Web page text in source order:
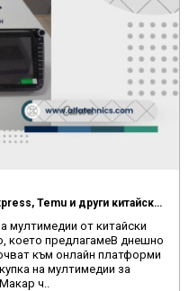
Мултимедия за автомобил от Aliexpress, Temu и други китайски сайтове
мултимедии от китайски
което предлагамеВ днешно
към онлайн платформи
на мултимедии за
ч..